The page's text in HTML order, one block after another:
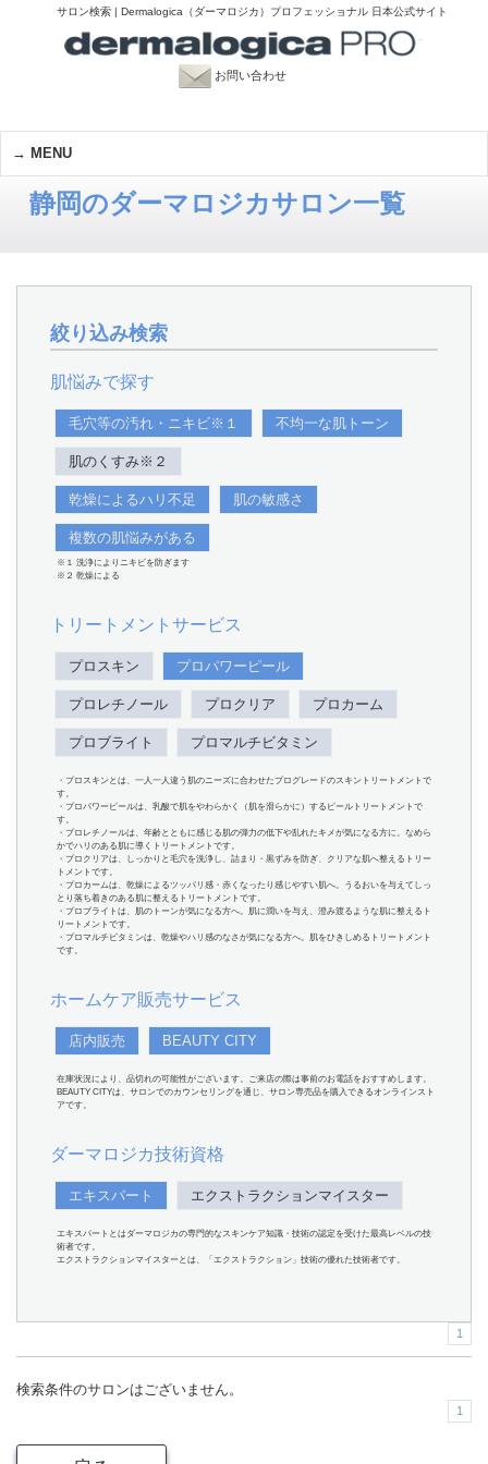
サロン検索 | Dermalogica（ダーマロジカ）プロフェッショナル 日本公式サイト
お問い合わせ
MENU
静岡のダーマロジカサロン一覧
絞り込み検索
肌悩みで探す
毛穴等の汚れ・ニキビ※１ 不均一な肌トーン
肌のくすみ※２
乾燥によるハリ不足 肌の敏感さ
複数の肌悩みがある
※１ 洗浄によりニキビを防ぎます
※２ 乾燥による
トリートメントサービス
プロスキン プロパワーピール
プロレチノール プロクリア プロカーム
プロブライト プロマルチビタミン
・プロスキンとは、一人一人違う肌のニーズに合わせたプログレードのスキントリートメントで
す。
・プロパワーピールは、乳酸で肌をやわらかく（肌を滑らかに）するピールトリートメントで
す。
・プロレチノールは、年齢とともに感じる肌の弾力の低下や乱れたキメが気になる方に。なめら
かでハリのある肌に導くトリートメントです。
・プロクリアは、しっかりと毛穴を洗浄し、詰まり・黒ずみを防ぎ、クリアな肌へ整えるトリー
トメントです。
・プロカームは、乾燥によるツッパリ感・赤くなったり感じやすい肌へ。うるおいを与えてしっ
とり落ち着きのある肌に整えるトリートメントです。
・プロブライトは、肌のトーンが気になる方へ。肌に潤いを与え、澄み渡るような肌に整えるト
リートメントです。
・プロマルチビタミンは、乾燥やハリ感のなさが気になる方へ。肌をひきしめるトリートメント
です。
ホームケア販売サービス
店内販売 BEAUTY CITY
在庫状況により、品切れの可能性がございます。ご来店の際は事前のお電話をおすすめします。
BEAUTY CITYは、サロンでのカウンセリングを通じ、サロン専売品を購入できるオンラインスト
アです。
ダーマロジカ技術資格
エキスパート エクストラクションマイスター
エキスパートとはダーマロジカの専門的なスキンケア知識・技術の認定を受けた最高レベルの技
術者です。
エクストラクションマイスターとは、「エクストラクション」技術の優れた技術者です。
1
検索条件のサロンはございません。
1